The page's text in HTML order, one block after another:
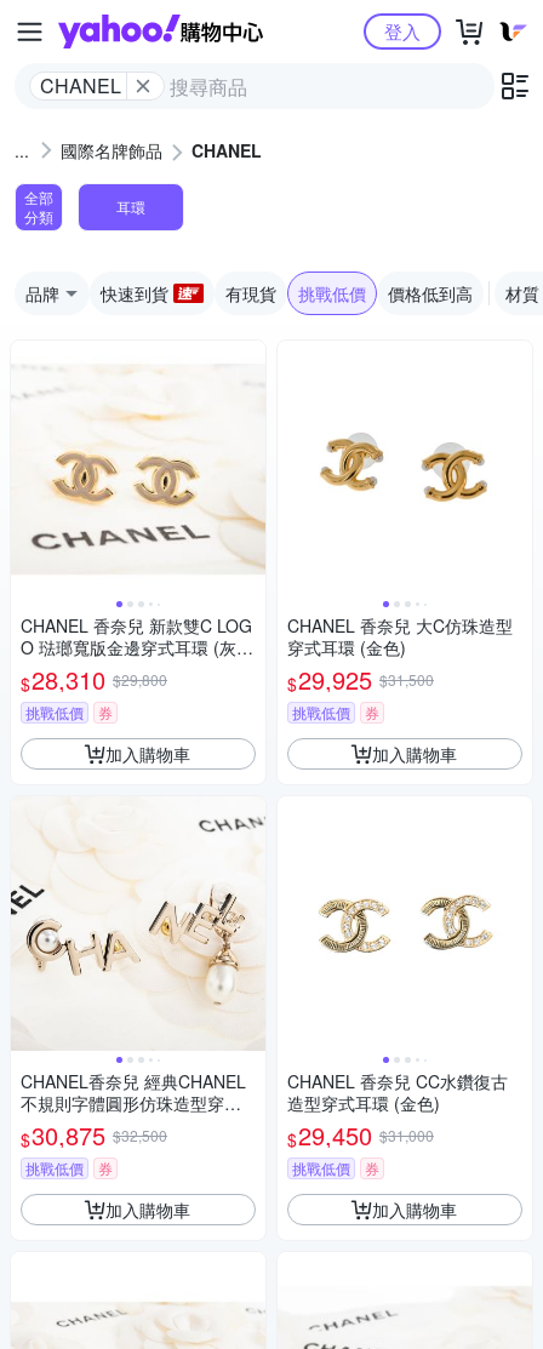
Yahoo購物中心
CHANEL
登入
國際名牌飾品 CHANEL
全部
分類
耳環
品牌 快速到貨 有現貨 挑戰低價 價格低到高 材質
CHANEL 香奈兒 新款雙C LOG
O 琺瑯寬版金邊穿式耳環 (灰
色)
$28,310 $29,800
挑戰低價
券
加入購物車
CHANEL香奈兒 經典CHANEL
不規則字體圓形仿珠造型穿式
耳環 (金色)
$30,875 $32,500
挑戰低價
券
加入購物車
CHANEL 香奈兒 大C仿珠造型
穿式耳環 (金色)
$29,925 $31,500
挑戰低價
券
加入購物車
CHANEL 香奈兒 CC水鑽復古
造型穿式耳環 (金色)
$29,450 $31,000
挑戰低價
券
加入購物車